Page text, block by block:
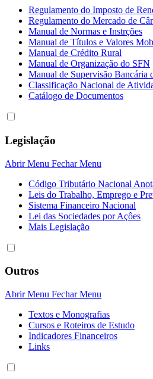
Regulamento do Imposto de
Regulamento do Mercado de
Manual de Normas e Instrções
Manual de Títulos e Valores
Manual de Crédito Rural
Manual de Organização do SFN
Manual de Supervisão Bancária
Classificação Nacional de
Catálogo de Documentos
Legislação
Abrir Menu Fechar Menu
Código Tributário Nacional
Leis do Trabalho, Emprego e
Sistema Financeiro Nacional
Lei das Sociedades por Açôes
Mais Legislação
Outros
Abrir Menu Fechar Menu
Textos e Monografias
Cursos e Roteiros de Estudo
Indicadores Financeiros
Links